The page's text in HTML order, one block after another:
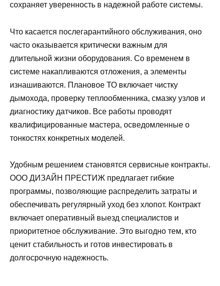
сохраняет уверенность в надежной работе системы.
Что касается послегарантийного обслуживания, оно
часто оказывается критически важным для
длительной жизни оборудования. Со временем в
системе накапливаются отложения, а элементы
изнашиваются. Плановое ТО включает чистку
дымохода, проверку теплообменника, смазку узлов и
диагностику датчиков. Все работы проводят
квалифицированные мастера, осведомленные о
тонкостях конкретных моделей.
Удобным решением становятся сервисные контракты.
ООО ДИЗАЙН ПРЕСТИЖ предлагает гибкие
программы, позволяющие распределить затраты и
обеспечивать регулярный уход без хлопот. Контракт
включает оперативный выезд специалистов и
приоритетное обслуживание. Это выгодно тем, кто
ценит стабильность и готов инвестировать в
долгосрочную надежность.